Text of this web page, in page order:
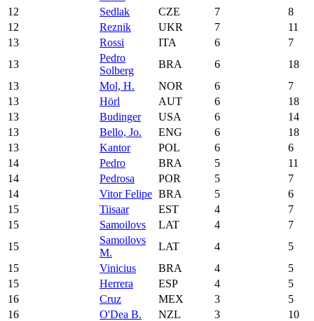
12
Sedlak CZE 7
8
12
Reznik UKR 7
11
13
Rossi ITA 6
7
13
Pedro
Solberg
BRA 6
18
13
Mol, H. NOR 6
7
13
Hörl AUT 6
18
13
Budinger USA 6
14
13
Bello, Jo. ENG 6
18
13
Kantor POL 6
6
14
Pedro BRA 5
11
14
Pedrosa POR 5
7
14
Vitor Felipe BRA 5
6
15
Tiisaar EST 4
7
15
Samoilovs LAT 4
7
15
Samoilovs
M.
LAT 4
5
15
Vinicius BRA 4
5
15
Herrera ESP 4
5
16
Cruz MEX 3
5
16
O'Dea B. NZL 3
10